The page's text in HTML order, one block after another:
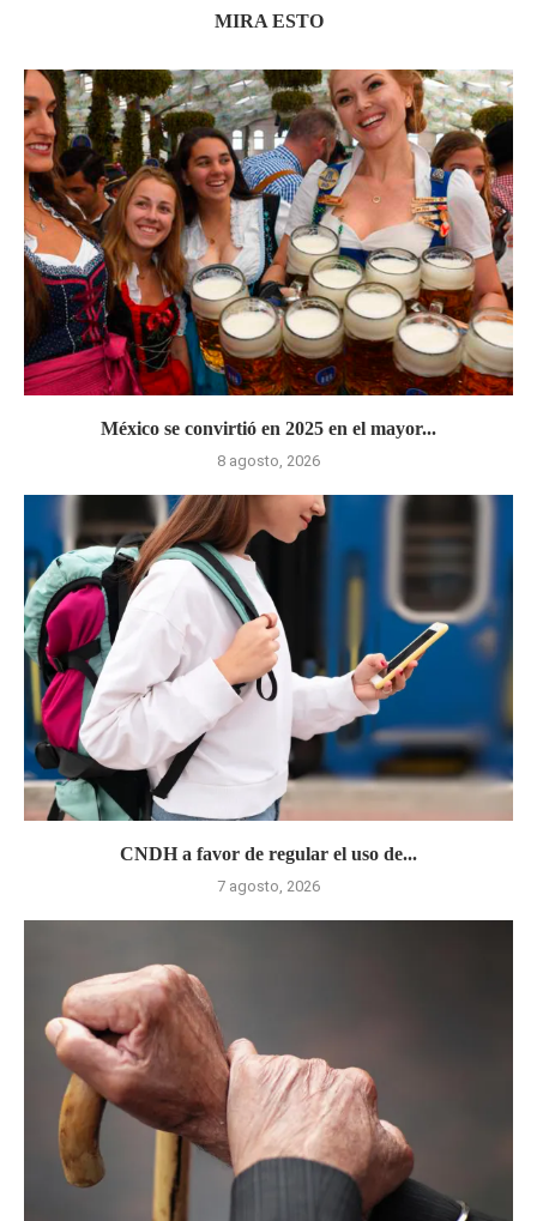
MIRA ESTO
México se convirtió en 2025 en el mayor...
8 agosto, 2026
CNDH a favor de regular el uso de...
7 agosto, 2026